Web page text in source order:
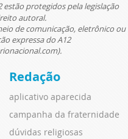
estão protegidos pela legislação
autoral.
de comunicação, eletrônico ou
expressa do A12
Redação
aplicativo aparecida
campanha da fraternidade
dúvidas religiosas